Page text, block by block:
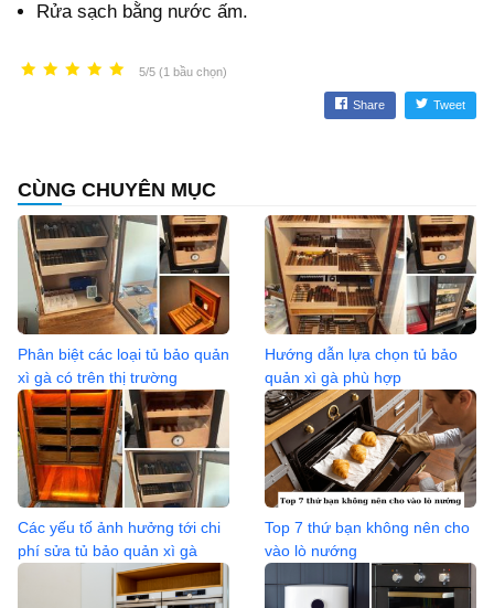
Rửa sạch bằng nước ấm.
5/5 (1 bầu chọn)
Share Tweet
CÙNG CHUYÊN MỤC
Phân biệt các loại tủ bảo quản
xì gà có trên thị trường
Hướng dẫn lựa chọn tủ bảo
quản xì gà phù hợp
Các yếu tố ảnh hưởng tới chi
phí sửa tủ bảo quản xì gà
Top 7 thứ bạn không nên cho
vào lò nướng